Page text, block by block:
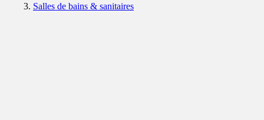
Salles de bains & sanitaires